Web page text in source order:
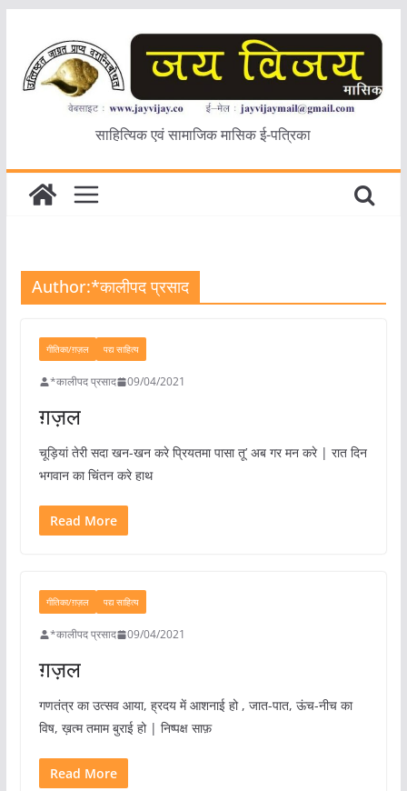
content
साहित्यिक एवं सामाजिक मासिक ई-पत्रिका
Author:*कालीपद प्रसाद
गीतिका/ग़ज़ल पद्य साहित्य
*कालीपद प्रसाद 09/04/2021
ग़ज़ल
चूड़ियां तेरी सदा खन-खन करे प्रियतमा पासा तू’ अब गर मन करे | रात दिन
भगवान का चिंतन करे हाथ
Read More
गीतिका/ग़ज़ल पद्य साहित्य
*कालीपद प्रसाद 09/04/2021
ग़ज़ल
गणतंत्र का उत्सव आया, ह्रदय में आशनाई हो , जात-पात, ऊंच-नीच का
विष, ख़त्म तमाम बुराई हो | निष्पक्ष साफ़
Read More